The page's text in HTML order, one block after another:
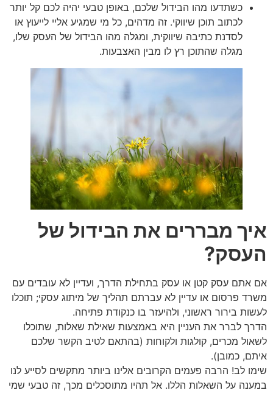
כשתדעו מהו הבידול שלכם, באופן טבעי יהיה לכם קל יותר
לכתוב תוכן שיווקי. זה מדהים, כל מי שמגיע אליי לייעוץ או
לסדנת כתיבה שיווקית, ומגלה מהו הבידול של העסק שלו,
מגלה שהתוכן רץ לו מבין האצבעות.
איך מבררים את הבידול של
העסק?
אם אתם עסק קטן או עסק בתחילת הדרך, ועדיין לא עובדים עם
משרד פרסום או עדיין לא עברתם תהליך של מיתוג עסקי; תוכלו
לעשות בירור ראשוני, ולהיעזר בו כנקודת פתיחה.
הדרך לברר את העניין היא באמצעות שאילת שאלות, שתוכלו
לשאול מכרים, קולגות ולקוחות (בהתאם לטיב הקשר שלכם
איתם, כמובן).
שימו לב! הרבה פעמים הקרובים אלינו ביותר מתקשים לסייע לנו
במענה על השאלות הללו. אל תהיו מתוסכלים מכך, זה טבעי שמי